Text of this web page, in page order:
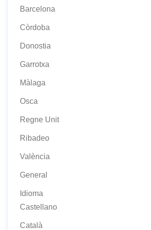
Barcelona
Còrdoba
Donostia
Garrotxa
Màlaga
Osca
Regne Unit
Ribadeo
València
General
Idioma
Castellano
Català